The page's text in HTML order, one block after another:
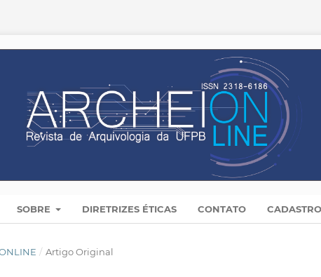
SOBRE DIRETRIZES ÉTICAS CONTATO
/ Artigo Original